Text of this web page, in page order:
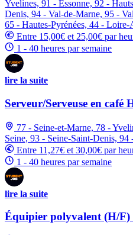
Yvelines, 91 - Essonne, 92 -
Denis, 94 - Val-de-Marne, 95 -
65 - Hautes-Pyrénées, 44 -
Entre 15,00€ et 25,00€ par
1 - 40 heures par semaine
lire la suite
Serveur/Serveuse en café
77 - Seine-et-Marne, 78 -
Seine, 93 - Seine-Saint-Denis,
Entre 11,27€ et 30,00€ par
1 - 40 heures par semaine
lire la suite
Équipier polyvalent (H/F)